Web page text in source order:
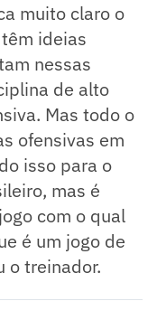
muito claro o
ideias
nessas
de alto
Mas todo o
ofensivas em
isso para o
mas é
com o qual
é um jogo de
o treinador.